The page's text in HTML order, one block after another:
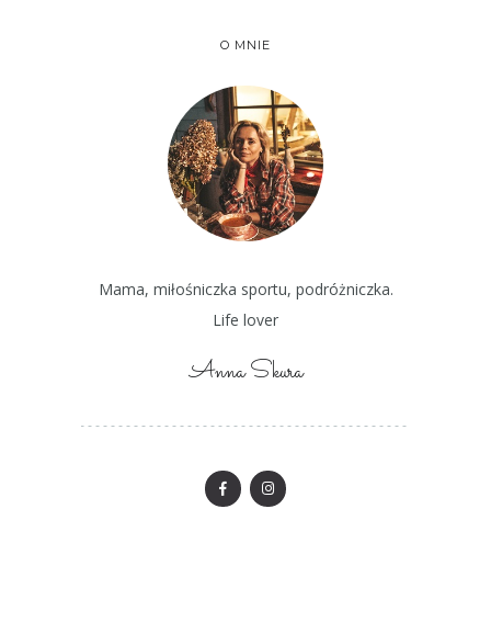
O MNIE
Mama, miłośniczka sportu, podróżniczka.
Life lover
Anna Skura